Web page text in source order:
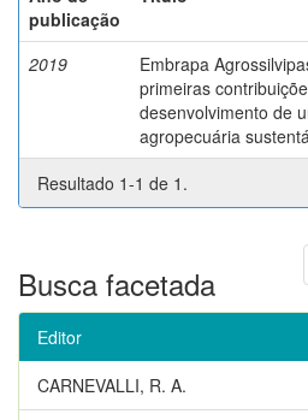
publicação
2019
Embrapa
primeiras
desenvolvimento de
agropecuária
Resultado 1-1 de 1.
Busca facetada
Editor
CARNEVALLI, R. A.